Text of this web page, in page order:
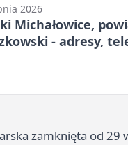
2026
Michałowice,
- adresy,
zamknięta od 29